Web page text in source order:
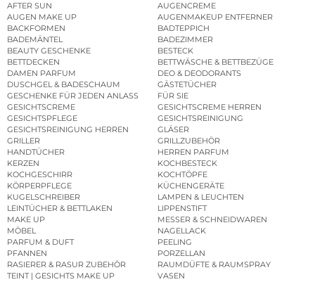
AFTER SUN
AUGENCREME
AUGEN MAKE UP
AUGENMAKEUP ENTFERNER
BACKFORMEN
BADTEPPICH
BADEMÄNTEL
BADEZIMMER
BEAUTY GESCHENKE
BESTECK
BETTDECKEN
BETTWÄSCHE & BETTBEZÜGE
DAMEN PARFUM
DEO & DEODORANTS
DUSCHGEL & BADESCHAUM
GÄSTETÜCHER
GESCHENKE FÜR JEDEN ANLASS
FÜR SIE
GESICHTSCREME
GESICHTSCREME HERREN
GESICHTSPFLEGE
GESICHTSREINIGUNG
GESICHTSREINIGUNG HERREN
GLÄSER
GRILLER
GRILLZUBEHÖR
HANDTÜCHER
HERREN PARFUM
KERZEN
KOCHBESTECK
KOCHGESCHIRR
KOCHTÖPFE
KÖRPERPFLEGE
KÜCHENGERÄTE
KUGELSCHREIBER
LAMPEN & LEUCHTEN
LEINTÜCHER & BETTLAKEN
LIPPENSTIFT
MAKE UP
MESSER & SCHNEIDWAREN
MÖBEL
NAGELLACK
PARFUM & DUFT
PEELING
PFANNEN
PORZELLAN
RASIERER & RASUR ZUBEHÖR
RAUMDÜFTE & RAUMSPRAY
TEINT | GESICHTS MAKE UP
VASEN